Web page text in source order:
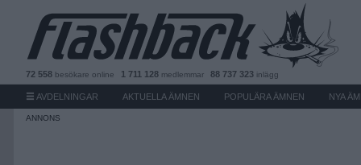
72 558 besökare online 1 711 128 medlemmar 88 737 323 inlägg
AVDELNINGAR AKTUELLA ÄMNEN POPULÄRA ÄMNEN NYA